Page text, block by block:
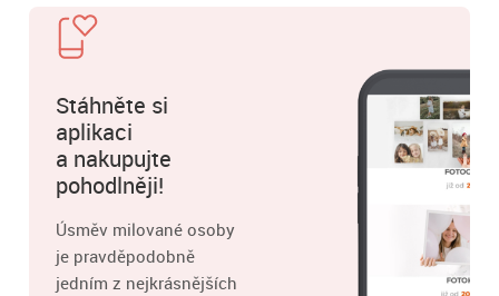
Stáhněte si
aplikaci
a nakupujte
pohodlněji!
Úsměv milované osoby
je pravděpodobně
jedním z nejkrásnějších